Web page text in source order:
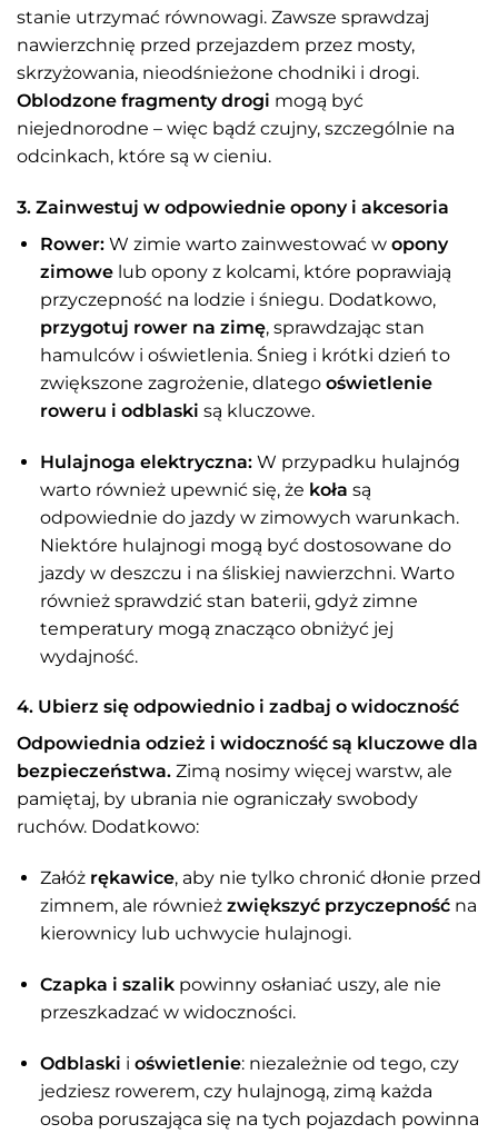
stanie utrzymać równowagi. Zawsze sprawdzaj
nawierzchnię przed przejazdem przez mosty,
skrzyżowania, nieodśnieżone chodniki i drogi.
Oblodzone fragmenty drogi mogą być
niejednorodne – więc bądź czujny, szczególnie na
odcinkach, które są w cieniu.
3. Zainwestuj w odpowiednie opony i akcesoria
Rower:W zimie warto zainwestować w opony
zimowelub opony z kolcami, które poprawiają
przyczepność na lodzie i śniegu. Dodatkowo,
przygotuj rower na zimę, sprawdzając stan
hamulców i oświetlenia. Śnieg i krótki dzień to
zwiększone zagrożenie, dlatego oświetlenie
roweru i odblaski są kluczowe.
Hulajnoga elektryczna:W przypadku hulajnóg
warto również upewnić się, że koła są
odpowiednie do jazdy w zimowych warunkach.
Niektóre hulajnogi mogą być dostosowane do
jazdy w deszczu i na śliskiej nawierzchni. Warto
również sprawdzić stan baterii, gdyż zimne
temperatury mogą znacząco obniżyć jej
wydajność.
4. Ubierz się odpowiednio i zadbaj o widoczność
Odpowiednia odzież i widoczność są kluczowe dla
bezpieczeństwa. Zimą nosimy więcej warstw, ale
pamiętaj, by ubrania nie ograniczały swobody
ruchów. Dodatkowo:
Załóż rękawice, aby nie tylko chronić dłonie przed
zimnem, ale również zwiększyć przyczepnośćna
kierownicy lub uchwycie hulajnogi.
Czapka i szalikpowinny osłaniać uszy, ale nie
przeszkadzać w widoczności.
Odblaski i oświetlenie: niezależnie od tego, czy
jedziesz rowerem, czy hulajnogą, zimą każda
osoba poruszająca się na tych pojazdach powinna